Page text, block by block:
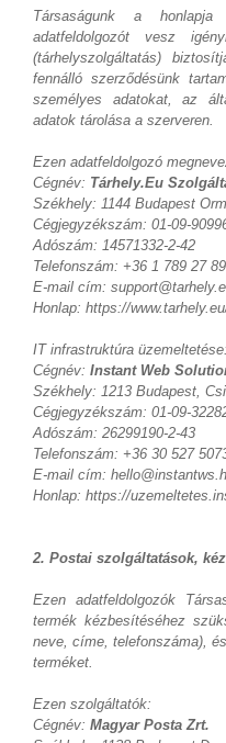
Társaságunk a honlapja
adatfeldolgozót vesz
(tárhelyszolgáltatás)
fennálló szerződésünk
személyes adatokat, az
adatok tárolása a szerveren.
Ezen adatfeldolgozó
Cégnév: Tárhely.Eu
Székhely: 1144 Budapest
Cégjegyzékszám: 01-09-
Adószám: 14571332-2-42
Telefonszám: +36 1 789 27 89
E-mail cím:
Honlap: https://
IT infrastruktúra üzemeltetése:
Cégnév: Instant Web
Székhely: 1213 Budapest,
Cégjegyzékszám: 01-09-
Adószám: 26299190-2-43
Telefonszám: +36 30 527
E-mail cím:
Honlap: https://
2. Postai szolgáltatások,
Ezen adatfeldolgozók
termék kézbesítéséhez
neve, címe, telefonszáma),
terméket.
Ezen szolgáltatók:
Cégnév: Magyar Posta Zrt.